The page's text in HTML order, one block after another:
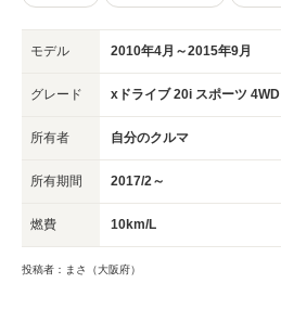
モデル 2010年4月～2015年9月
グレード xドライブ 20i スポーツ 4WD
所有者 自分のクルマ
所有期間 2017/2～
燃費 10km/L
投稿者：まさ（大阪府）